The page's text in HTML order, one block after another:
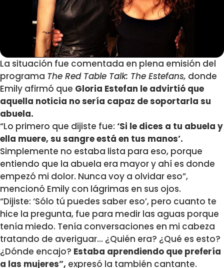
La situación fue comentada en plena emisión del
programa The Red Table Talk: The Estefans, donde
Emily afirmó que Gloria Estefan le advirtió que
aquella noticia no sería capaz de soportarla su
abuela.
“Lo primero que dijiste fue: ‘Si le dices a tu abuela y
ella muere, su sangre está en tus manos’.
Simplemente no estaba lista para eso, porque
entiendo que la abuela era mayor y ahí es donde
empezó mi dolor. Nunca voy a olvidar eso”,
mencionó Emily con lágrimas en sus ojos.
“Dijiste: ‘Sólo tú puedes saber eso’, pero cuanto te
hice la pregunta, fue para medir las aguas porque
tenía miedo. Tenía conversaciones en mi cabeza
tratando de averiguar… ¿Quién era? ¿Qué es esto?
¿Dónde encajo? Estaba aprendiendo que prefería
a las mujeres”, expresó la también cantante.